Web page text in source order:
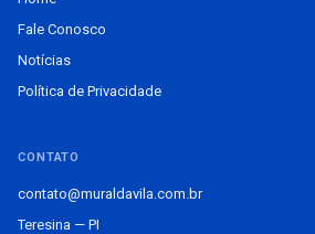
Fale Conosco
Notícias
Política de Privacidade
CONTATO
contato@muraldavila.com.br
Teresina — PI